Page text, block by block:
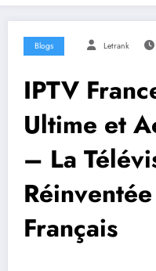
Blogs Letrank
IPTV
Ultime et
– La
Français